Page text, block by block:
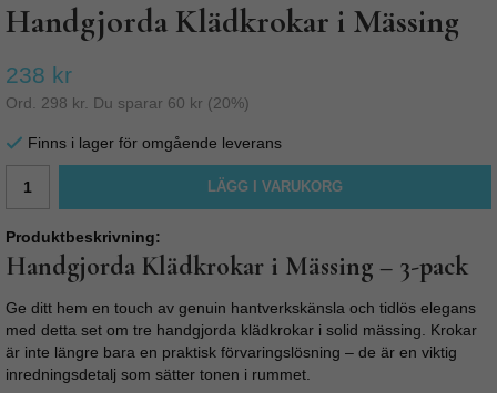
Handgjorda Klädkrokar i Mässing
238 kr
Ord. 298 kr . Du sparar 60 kr (20%)
Finns i lager för omgående leverans
LÄGG I VARUKORG
Produktbeskrivning:
Handgjorda Klädkrokar i Mässing – 3-pack
Ge ditt hem en touch av genuin hantverkskänsla och tidlös elegans
med detta set om tre handgjorda klädkrokar i solid mässing. Krokar
är inte längre bara en praktisk förvaringslösning – de är en viktig
inredningsdetalj som sätter tonen i rummet.